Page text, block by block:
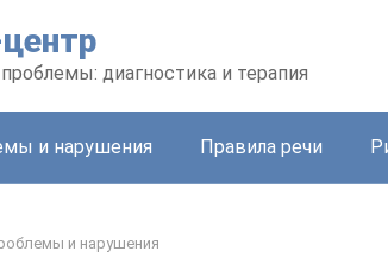
диагностика и терапия
и нарушения Правила речи
и нарушения